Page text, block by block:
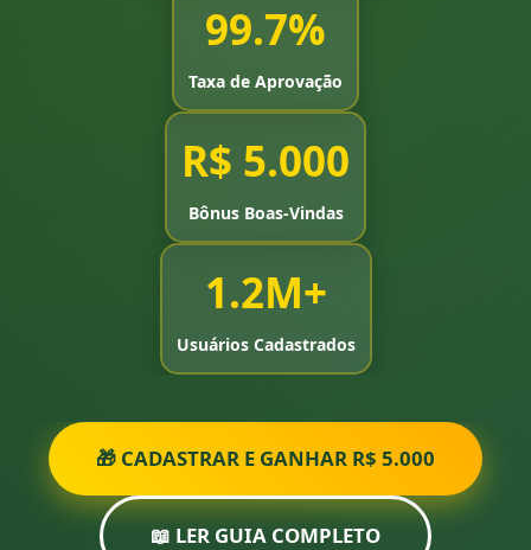
99.7%
Taxa de Aprovação
R$ 5.000
Bônus Boas-Vindas
1.2M+
Usuários Cadastrados
🎁 CADASTRAR E GANHAR R$ 5.000
📖 LER GUIA COMPLETO